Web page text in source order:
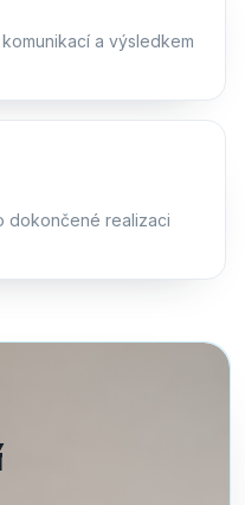
a výsledkem
dokončené realizaci